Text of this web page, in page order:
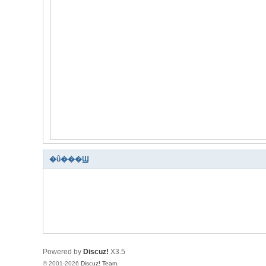
�û���Ϣ
Powered by Discuz! X3.5
© 2001-2026 Discuz! Team